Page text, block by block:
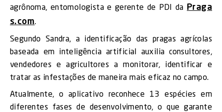
agrônoma, entomologista e gerente de PDI da
Praga
s.com.
Segundo Sandra, a identificação das pragas agrícolas
baseada em inteligência artificial auxilia consultores,
vendedores e agricultores a monitorar, identificar e
tratar as infestações de maneira mais eficaz no campo.
Atualmente, o aplicativo reconhece 13 espécies em
diferentes fases de desenvolvimento, o que garante